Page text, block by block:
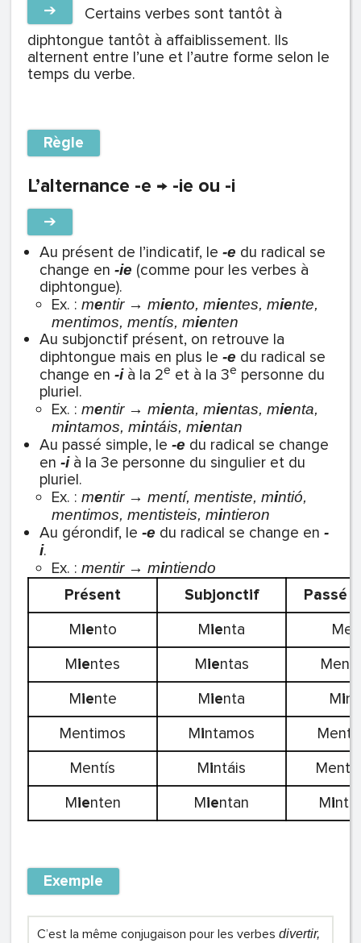
➔
Certains verbes sont tantôt à
diphtongue tantôt à affaiblissement. Ils
alternent entre l’une et l’autre forme selon le
temps du verbe.
Règle
L’alternance -e → -ie ou -i
➔
Au présent de l’indicatif, le -e du radical se
change en -ie (comme pour les verbes à
diphtongue).
Ex. : mentir → miento, mientes, miente,
mentimos, mentís, mienten
Au subjonctif présent, on retrouve la
diphtongue mais en plus le -e du radical se
change en -ià la 2e et à la 3e personne du
pluriel.
Ex. : mentir → mienta, mientas, mienta,
mintamos, mintáis, mientan
Au passé simple, le -e du radical se change
en -ià la 3e personne du singulier et du
pluriel.
Ex. : mentir → mentí, mentiste, mintió,
mentimos, mentisteis, mintieron
Au gérondif, le -e du radical se change en -
i.
Ex. : mentir → mintiendo
Présent Subjonctif
Passé
Miento Mienta
Mientes Mientas
Miente Mienta Mi
Mentimos
Mintamos
Mentís
Mintáis
Mienten Mientan Mi
Exemple
C’est la même conjugaison pour les verbes divertir,